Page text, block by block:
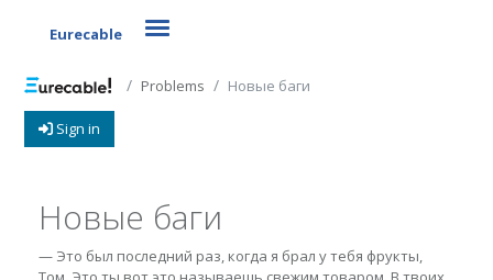
Eurecable Toggle navigation
Problems Новые баги
Sign in
Новые баги
— Это был последний раз, когда я брал у тебя фрукты,